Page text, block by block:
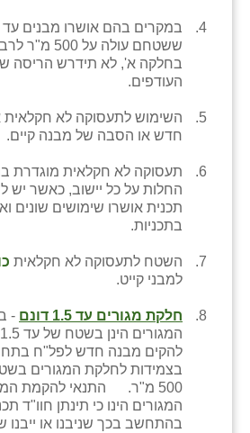
במקרים בהם אושרו מבנים
ששטחם עולה
בחלקה א', לא תידרש הריסה
העודפים.
השימוש לתעסוקה לא
חדש או הסבה של מבנה קיים.
תעסוקה לא חקלאית מוגדרת
החלות על כל יישוב, כאשר יש
תכנית אושרו שימושים שונים
בתכניות.
השטח לתעסוקה לא חקלאית
למבני קייט.
חלקת מגורים עד 1.5 דונם
-
להקים מבנה חדש לפל"ח
בצמידות לחלקת המגורים
500 מ"ר. התנאי להקמת
המגורים הינו כי תינתן חוו"ד
בהתחשב בכך שניבנו או ייבנו